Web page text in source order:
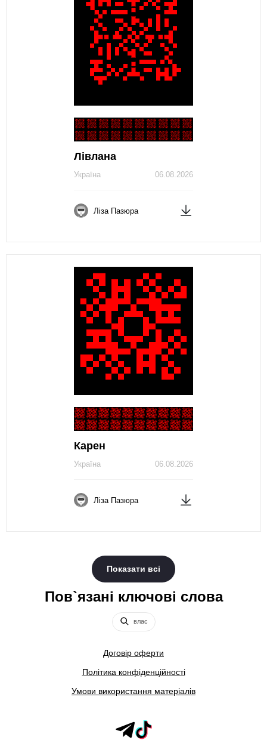
Лівлана
06.08.2026
Україна
Ліза Пазюра
Карен
06.08.2026
Україна
Ліза Пазюра
Показати всі
Пов`язані ключові слова
влас
Договір оферти
Політика конфіденційності
Умови використання матеріалів